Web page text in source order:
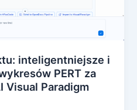
inteligentniejsze i
PERT za
Visual Paradigm